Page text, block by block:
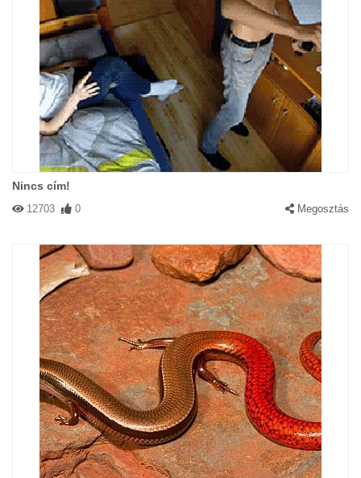
Nincs cím!
12703 0 Megosztás